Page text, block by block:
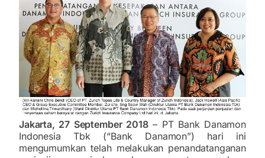
Jakarta, 27 September 2018– PT Bank Danamon
Indonesia Tbk (“Bank Danamon”) hari ini
mengumumkan telah melakukan penandatanganan